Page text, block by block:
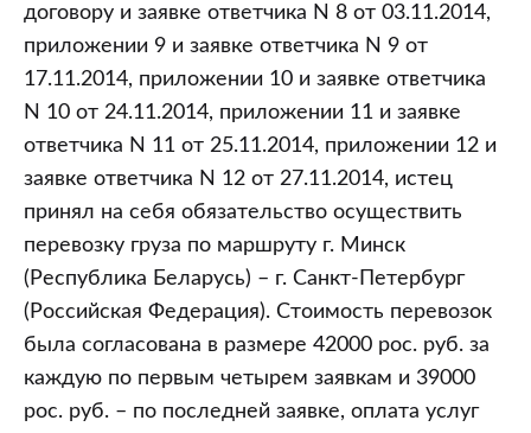
договору и заявке ответчика N 8 от 03.11.2014,
приложении 9 и заявке ответчика N 9 от
17.11.2014, приложении 10 и заявке ответчика
N 10 от 24.11.2014, приложении 11 и заявке
ответчика N 11 от 25.11.2014, приложении 12 и
заявке ответчика N 12 от 27.11.2014, истец
принял на себя обязательство осуществить
перевозку груза по маршруту г. Минск
(Республика Беларусь) – г. Санкт-Петербург
(Российская Федерация). Стоимость перевозок
была согласована в размере 42000 рос. руб. за
каждую по первым четырем заявкам и 39000
рос. руб. – по последней заявке, оплата услуг